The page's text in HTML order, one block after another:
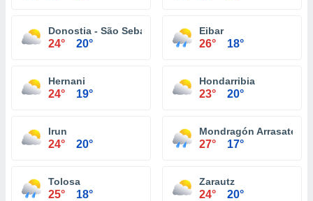
Donostia - São Sebastião
24° 20°
Eibar
26° 18°
Hernani
24° 19°
Hondarribia
23° 20°
Irun
24° 20°
Mondragón Arrasate
27° 17°
Tolosa
25° 18°
Zarautz
24° 20°